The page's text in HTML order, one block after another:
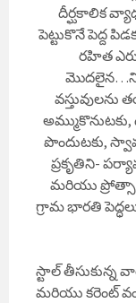
దీర్ఘకాలిక
పెట్టుకొనే పెద్ద
రహిత
పొందుటకు,
ప్రకృతిని-
మరియు
గ్రామ భారతి
స్టాల్ తీసుకున్న
మరియు కరెంట్